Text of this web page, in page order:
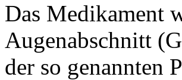
Das Medikament
Augenabschnitt
der so genannten